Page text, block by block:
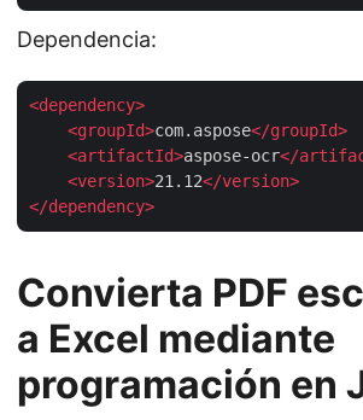
Dependencia:
<dependency>
<groupId>com.aspose</groupId>
<artifactId>aspose-ocr</
<version>21.12</version>
</dependency>
Convierta PDF
a Excel mediante
programación en